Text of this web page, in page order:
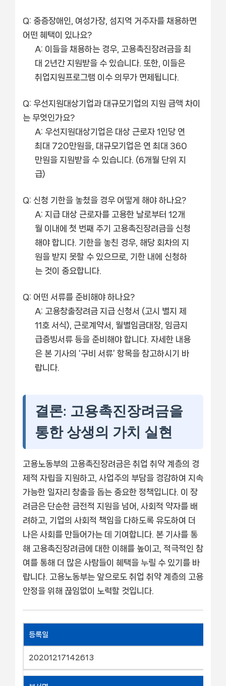
Q: 중증장애인, 여성가장, 섬지역 거주자를 채용하면
어떤 혜택이 있나요?
A: 이들을 채용하는 경우, 고용촉진장려금을 최
대 2년간 지원받을 수 있습니다. 또한, 이들은
취업지원프로그램 이수 의무가 면제됩니다.
Q: 우선지원대상기업과 대규모기업의 지원 금액 차이
는 무엇인가요?
A: 우선지원대상기업은 대상 근로자 1인당 연
최대 720만원을, 대규모기업은 연 최대 360
만원을 지원받을 수 있습니다. (6개월 단위 지
급)
Q: 신청 기한을 놓쳤을 경우 어떻게 해야 하나요?
A: 지급 대상 근로자를 고용한 날로부터 12개
월 이내에 첫 번째 주기 고용촉진장려금을 신청
해야 합니다. 기한을 놓친 경우, 해당 회차의 지
원을 받지 못할 수 있으므로, 기한 내에 신청하
는 것이 중요합니다.
Q: 어떤 서류를 준비해야 하나요?
A: 고용창출장려금 지급 신청서 (고시 별지 제
11호 서식), 근로계약서, 월별임금대장, 임금지
급증빙서류 등을 준비해야 합니다. 자세한 내용
은 본 기사의 ‘구비 서류’ 항목을 참고하시기 바
랍니다.
결론: 고용촉진장려금을
통한 상생의 가치 실현
고용노동부의 고용촉진장려금은 취업 취약 계층의 경
제적 자립을 지원하고, 사업주의 부담을 경감하여 지속
가능한 일자리 창출을 돕는 중요한 정책입니다. 이 장
려금은 단순한 금전적 지원을 넘어, 사회적 약자를 배
려하고, 기업의 사회적 책임을 다하도록 유도하여 더
나은 사회를 만들어가는 데 기여합니다. 본 기사를 통
해 고용촉진장려금에 대한 이해를 높이고, 적극적인 참
여를 통해 더 많은 사람들이 혜택을 누릴 수 있기를 바
랍니다. 고용노동부는 앞으로도 취업 취약 계층의 고용
안정을 위해 끊임없이 노력할 것입니다.
등록일
20201217142613